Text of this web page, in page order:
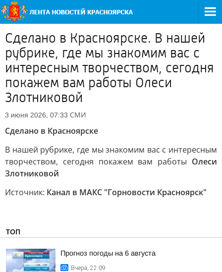
Сделано в Красноярске. В нашей
рубрике, где мы знакомим вас с
интересным творчеством, сегодня
покажем вам работы Олеси
Злотниковой
3 июня 2026, 07:33 СМИ
Сделано в Красноярске
В нашей рубрике, где мы знакомим вас с интересным
творчеством, сегодня покажем вам работы Олеси
Злотниковой
Источник: Канал в МАКС "Горновости Красноярск"
ТОП
Прогноз погоды на 6 августа
Вчера, 22:09